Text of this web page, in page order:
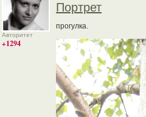
Авторитет
+1294
Портрет
прогулка.